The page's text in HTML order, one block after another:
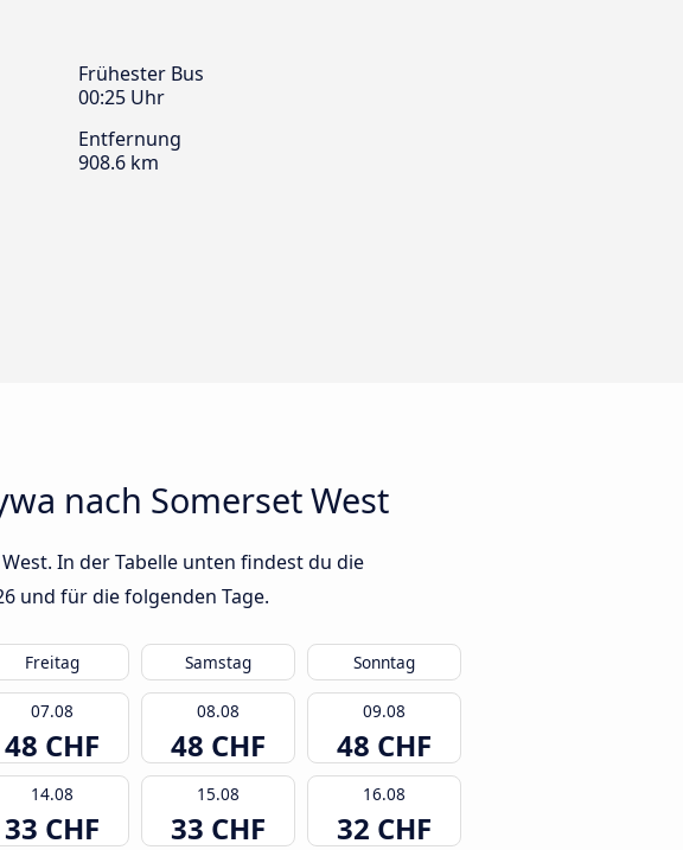
Frühester Bus
00:25 Uhr
Entfernung
908.6 km
nach Somerset West
In der Tabelle unten findest du die
und für die folgenden Tage.
Freitag Samstag Sonntag
07.08
48 CHF
08.08
48 CHF
09.08
48 CHF
14.08
33 CHF
15.08
33 CHF
16.08
32 CHF